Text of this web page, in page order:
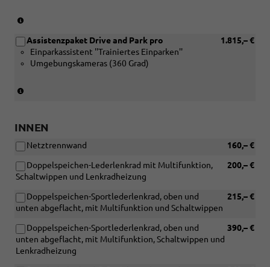
Heckleuchten
pro)
Verbindung
mit
[4K6/7AL]
Diebstahlwarnanlage
und
[PX2]
Scheinwerfer
plus
mit
LED-
Heckleuchten
pro
oder
[PX6]
1.815,– €
Assistenzpaket Drive and Park pro
Einparkassistent ''Trainiertes Einparken''
Umgebungskameras (360 Grad)
mit
Paket
Pro)
INNEN
160,– €
Netztrennwand
200,– €
Doppelspeichen-Lederlenkrad mit Multifunktion,
Schaltwippen und Lenkradheizung
215,– €
Doppelspeichen-Sportlederlenkrad, oben und
unten abgeflacht, mit Multifunktion und Schaltwippen
390,– €
Doppelspeichen-Sportlederlenkrad, oben und
unten abgeflacht, mit Multifunktion, Schaltwippen und
Lenkradheizung